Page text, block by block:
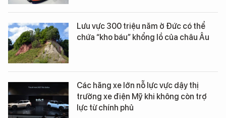
Lưu vực 300 triệu năm ở Đức có thể
chứa “kho báu” khổng lồ của châu Âu
Các hãng xe lớn nỗ lực vực dậy thị
trường xe điện Mỹ khi không còn trợ
lực từ chính phủ